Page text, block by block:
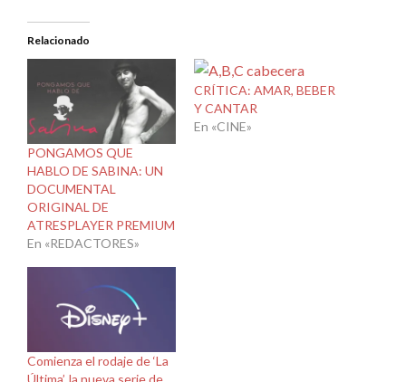
Relacionado
PONGAMOS QUE
HABLO DE SABINA: UN
DOCUMENTAL
ORIGINAL DE
ATRESPLAYER PREMIUM
En «REDACTORES»
CRÍTICA: AMAR, BEBER
Y CANTAR
En «CINE»
Comienza el rodaje de ‘La
Última’, la nueva serie de